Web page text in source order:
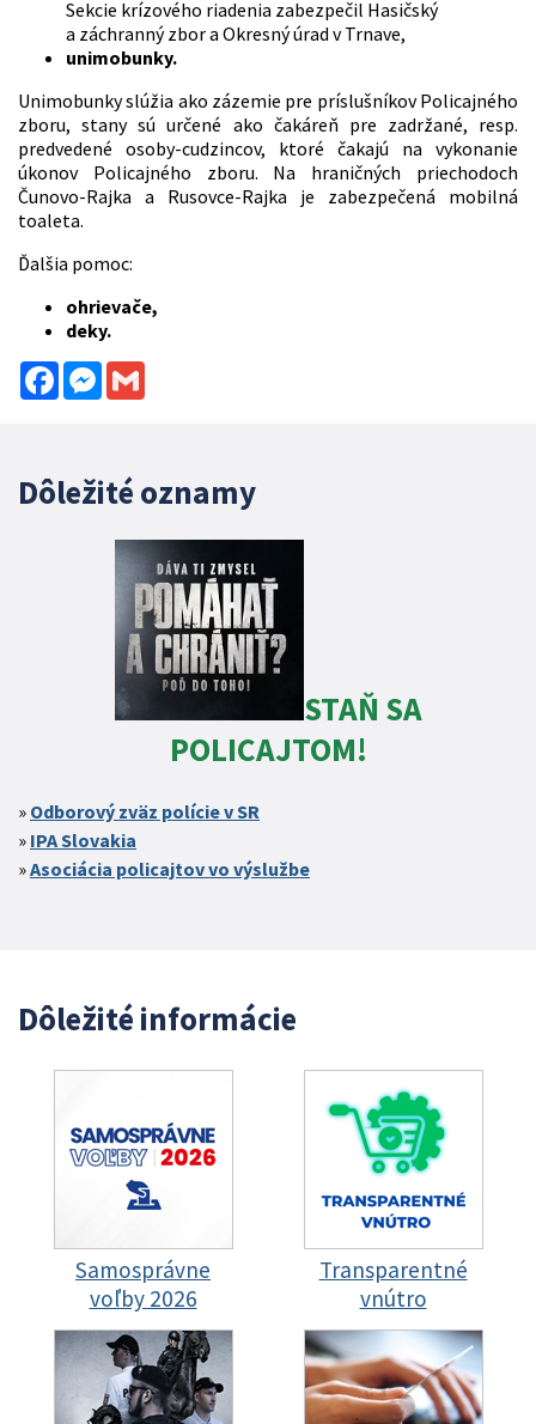
Sekcie krízového riadenia zabezpečil Hasičský
a záchranný zbor a Okresný úrad v Trnave,
unimobunky.
Unimobunky slúžia ako zázemie pre príslušníkov Policajného
zboru, stany sú určené ako čakáreň pre zadržané, resp.
predvedené osoby-cudzincov, ktoré čakajú na vykonanie
úkonov Policajného zboru. Na hraničných priechodoch
Čunovo-Rajka a Rusovce-Rajka je zabezpečená mobilná
toaleta.
Ďalšia pomoc:
ohrievače,
deky.
FacebookMessenger
Dôležité oznamy
STAŇ SA
POLICAJTOM!
Odborový zväz polície v SR
IPA Slovakia
Asociácia policajtov vo výslužbe
Dôležité informácie
Samosprávne
voľby 2026
Transparentné
vnútro